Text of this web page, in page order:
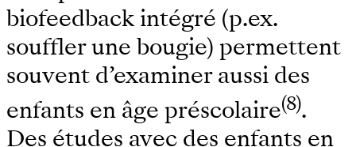
biofeedback intégré (p.ex.
souffler une bougie) permettent
souvent d’examiner aussi des
enfants en âge préscolaire(8).
Des études avec des enfants en